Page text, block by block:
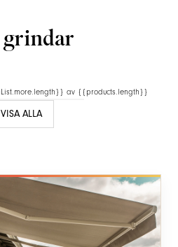
grindar
av {{products.length}}
VISA ALLA